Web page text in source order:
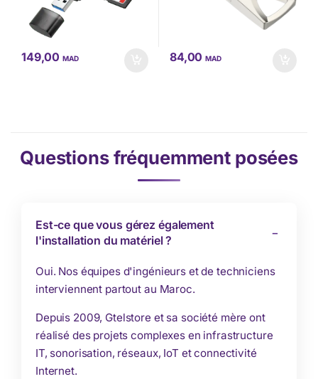
149,00MAD 84,00MAD
Questions fréquemment posées
Est-ce que vous gérez également
l'installation du matériel ?
Oui. Nos équipes d'ingénieurs et de techniciens
interviennent partout au Maroc.
Depuis 2009, Gtelstore et sa société mère ont
réalisé des projets complexes en infrastructure
IT, sonorisation, réseaux, IoT et connectivité
Internet.